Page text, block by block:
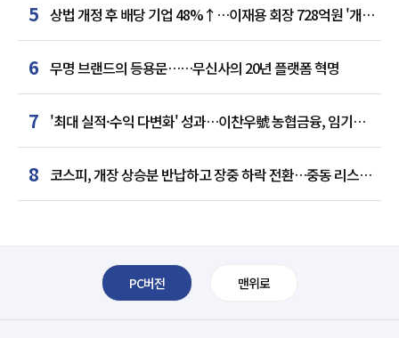
5 상법 개정 후 배당 기업 48%↑…이재용 회장 728억원 '개인
최다'
6 무명 브랜드의 등용문……무신사의 20년 플랫폼 혁명
7 '최대 실적·수익 다변화' 성과…이찬우號 농협금융, 임기
말년 성장 박차
8 코스피, 개장 상승분 반납하고 장중 하락 전환…중동 리스크·
美 경계감
PC버전 맨위로